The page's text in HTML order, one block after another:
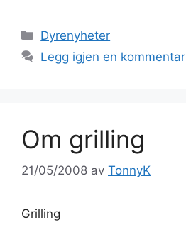
Kategorier
Dyrenyheter
Legg igjen en kommentar
Om grilling
21/05/2008 av TonnyK
Grilling